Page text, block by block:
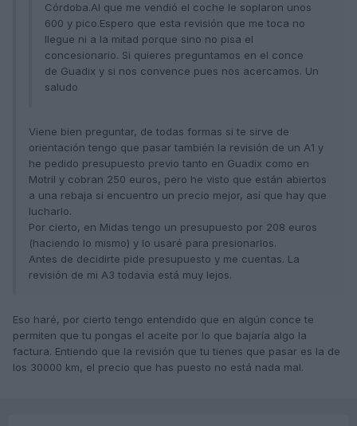
Córdoba.Al que me vendió el coche le soplaron unos
600 y pico.Espero que esta revisión que me toca no
llegue ni a la mitad porque sino no pisa el
concesionario. Si quieres preguntamos en el conce
de Guadix y si nos convence pues nos acercamos. Un
saludo
Viene bien preguntar, de todas formas si te sirve de
orientación tengo que pasar también la revisión de un A1 y
he pedido presupuesto previo tanto en Guadix como en
Motril y cobran 250 euros, pero he visto que están abiertos
a una rebaja si encuentro un precio mejor, así que hay que
lucharlo.
Por cierto, en Midas tengo un presupuesto por 208 euros
(haciendo lo mismo) y lo usaré para presionarlos.
Antes de decidirte pide presupuesto y me cuentas. La
revisión de mi A3 todavía está muy lejos.
Eso haré, por cierto tengo entendido que en algún conce te
permiten que tu pongas el aceite por lo que bajaría algo la
factura. Entiendo que la revisión que tu tienes que pasar es la de
los 30000 km, el precio que has puesto no está nada mal.